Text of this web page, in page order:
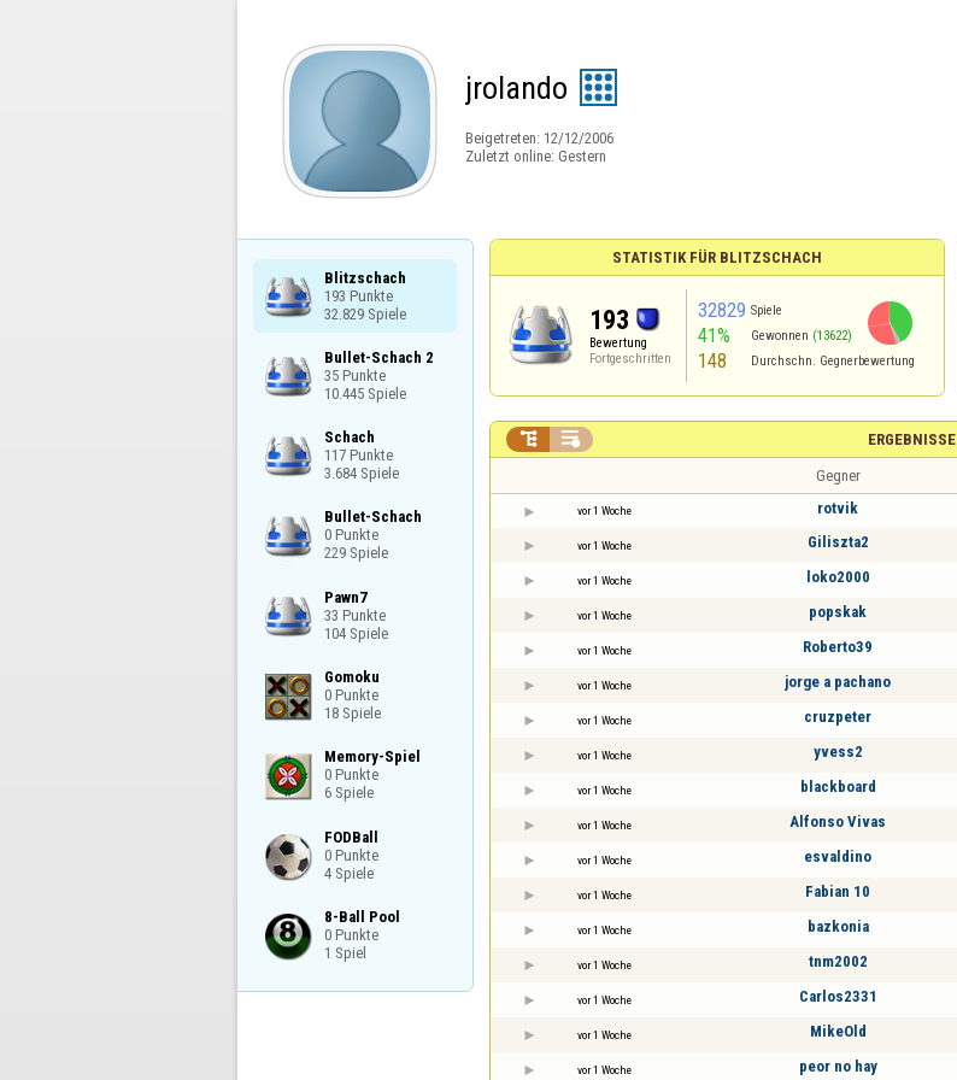
jrolando
Beigetreten: 12/12/2006
Zuletzt online: Gestern
Blitzschach
193 Punkte
32.829 Spiele
Bullet-Schach 2
35 Punkte
10.445 Spiele
Schach
117 Punkte
3.684 Spiele
Bullet-Schach
0 Punkte
229 Spiele
Pawn7
33 Punkte
104 Spiele
Gomoku
0 Punkte
18 Spiele
Memory-Spiel
0 Punkte
6 Spiele
FODBall
0 Punkte
4 Spiele
8-Ball Pool
0 Punkte
1 Spiel
STATISTIK FÜR BLITZSCHACH
193
Bewertung
Fortgeschritten
32829 Spiele
41% Gewonnen (13622)
148 Durchschn. Gegnerbewertung
ERGEBNISSE
 
Gegner
vor 1 Woche rotvik
vor 1 Woche Giliszta2
vor 1 Woche loko2000
vor 1 Woche popskak
vor 1 Woche Roberto39
vor 1 Woche jorge a pachano
vor 1 Woche cruzpeter
vor 1 Woche yvess2
vor 1 Woche blackboard
vor 1 Woche Alfonso Vivas
vor 1 Woche esvaldino
vor 1 Woche Fabian 10
vor 1 Woche bazkonia
vor 1 Woche tnm2002
vor 1 Woche Carlos2331
vor 1 Woche MikeOld
vor 1 Woche peor no hay